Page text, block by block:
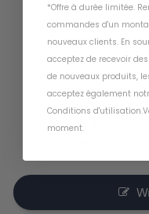
*Offre à durée limitée.
commandes d'un
nouveaux clients. En
acceptez de recevoir
de nouveaux produits,
acceptez également
Conditions d'utilisation.
moment.